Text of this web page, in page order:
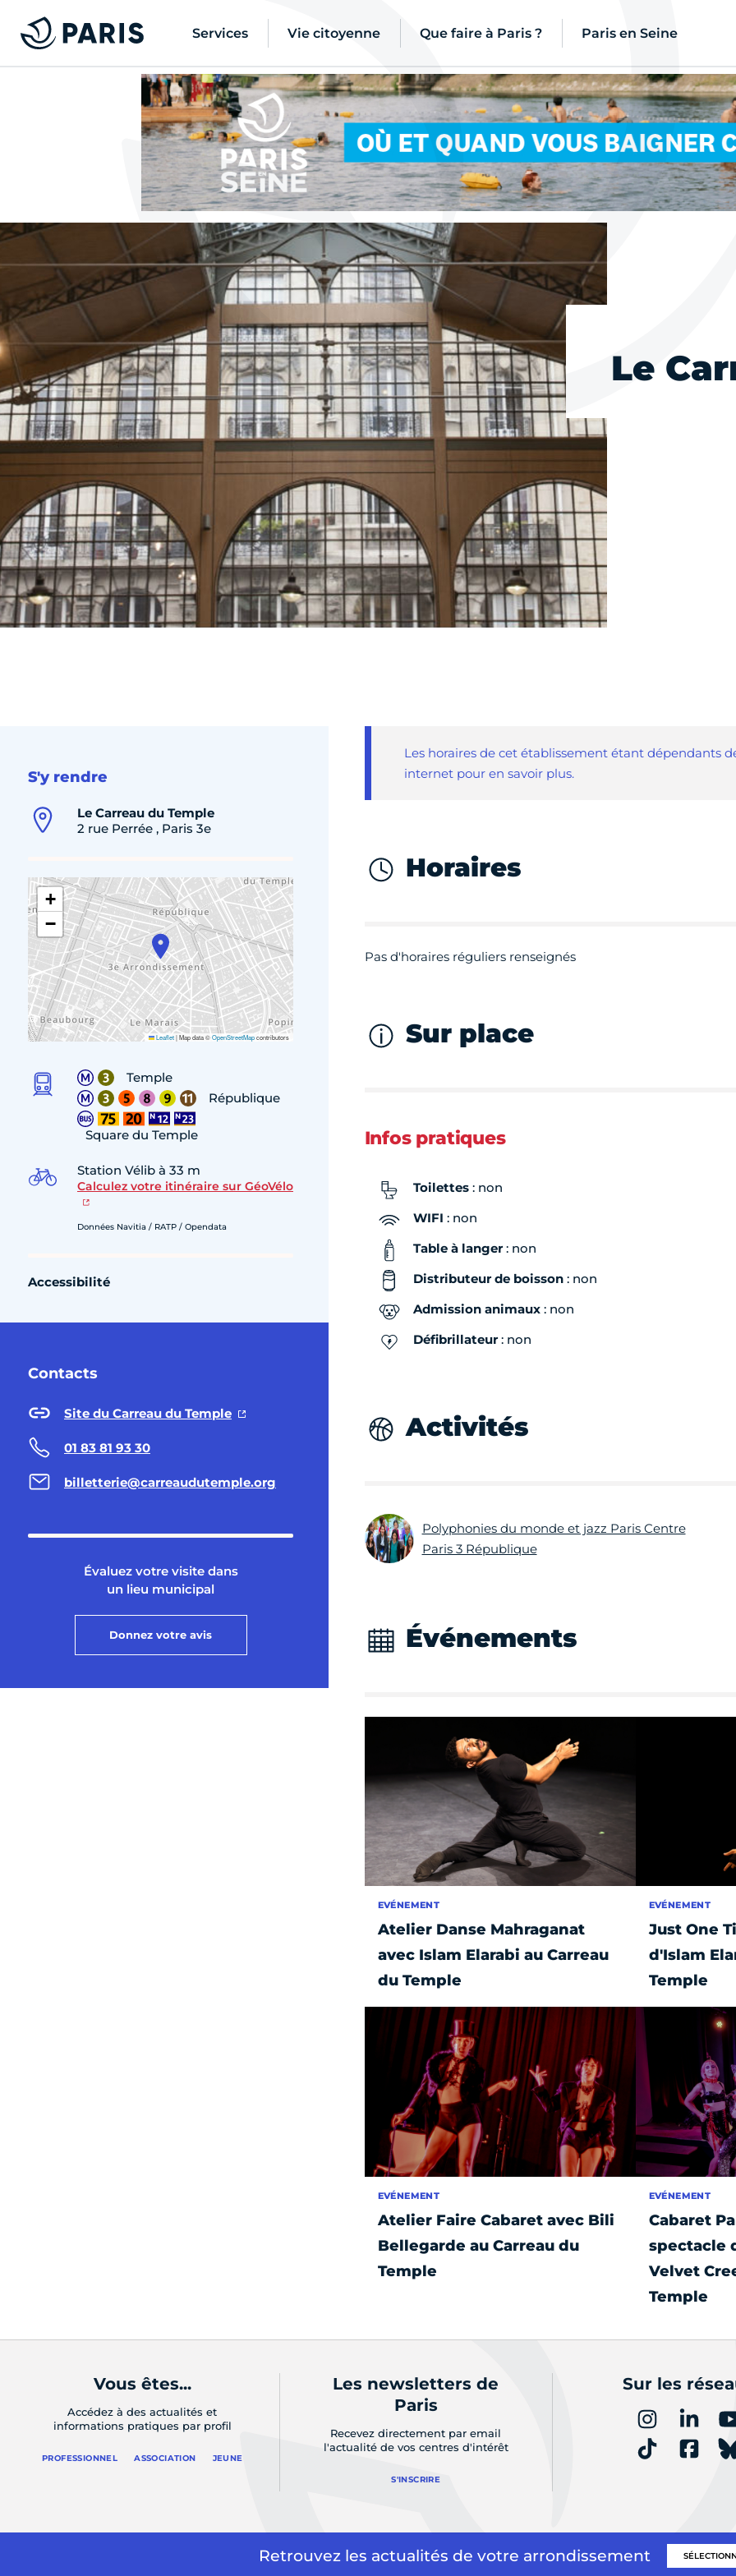
Services Vie citoyenne Que faire à Paris ? Paris en Seine
Le
S'y rendre
Le Carreau du Temple
2 rue Perrée , Paris 3e
+
−
Leaflet|Map data ©OpenStreetMapcontributors
Temple
République
Square du Temple
Station Vélib à 33 m
Calculez votre itinéraire sur GéoVélo
Données Navitia / RATP / Opendata
Accessibilité
Contacts
Site du Carreau du Temple
01 83 81 93 30
billetterie@carreaudutemple.org
Évaluez votre visite dans
un lieu municipal
Donnez votre avis
Les horaires de cet établissement étant dépendants
internet pour en savoir plus.
Horaires
Pas d'horaires réguliers renseignés
Sur place
Infos pratiques
Toilettes: non
WIFI : non
Table à langer: non
Distributeur de boisson: non
Admission animaux: non
Défibrillateur: non
Activités
Polyphonies du monde et jazz Paris Centre
Paris 3 République
Événements
EVÉNEMENT
Atelier Danse Mahraganat
avec Islam Elarabi au Carreau
du Temple
EVÉNEMENT
Just One
d'Islam
Temple
EVÉNEMENT
Atelier Faire Cabaret avec Bili
Bellegarde au Carreau du
Temple
EVÉNEMENT
Cabaret
spectacle
Velvet
Temple
Vous êtes...
Accédez à des actualités et
informations pratiques par profil
PROFESSIONNEL ASSOCIATION JEUNE
Les newsletters de
Paris
Recevez directement par email
l'actualité de vos centres d'intérêt
S'INSCRIRE
Sur les
Retrouvez les actualités de votre arrondissement